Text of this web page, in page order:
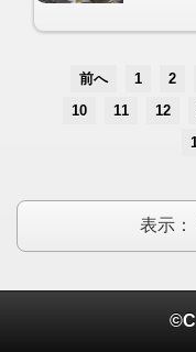
前へ 1 2
10
11 12
表示：